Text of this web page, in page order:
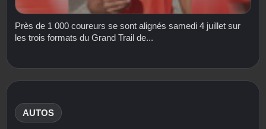
Près de 1 000 coureurs se sont alignés samedi 4 juillet sur
les trois formats du Grand Trail de...
AUTOS